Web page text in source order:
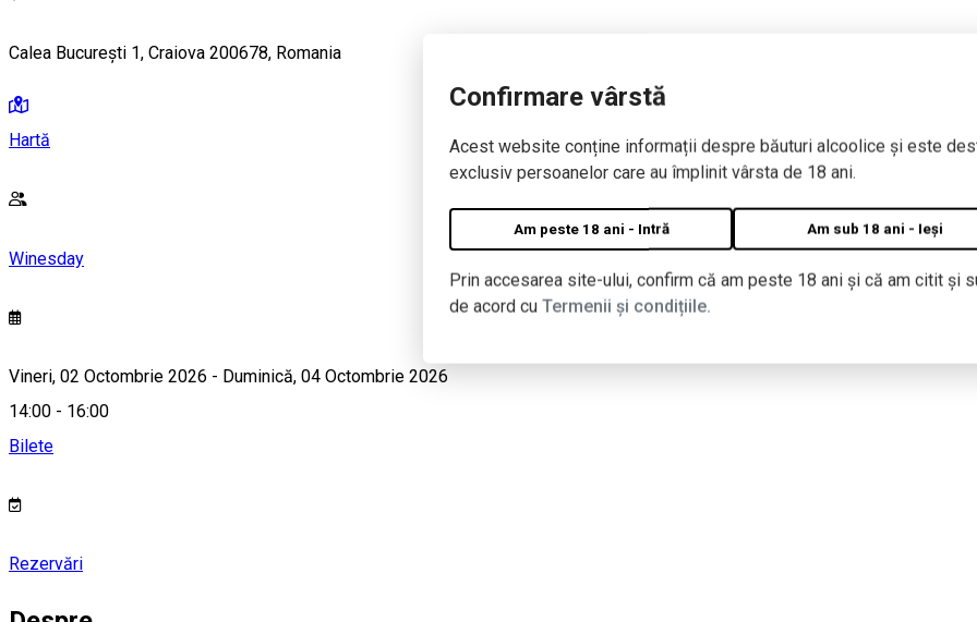
Confirmare vârstă
Acest website conține informații despre băuturi alcoolice și este
exclusiv persoanelor care au împlinit vârsta de 18 ani.
Am peste 18 ani - Intră Am sub 18 ani - Ieși
Prin accesarea site-ului, confirm că am peste 18 ani și că am citit și
de acord cu Termenii și condițiile.
Calea București 1, Craiova 200678, Romania
Hartă
Winesday
Vineri, 02 Octombrie 2026 - Duminică, 04 Octombrie 2026
14:00 - 16:00
Bilete
Rezervări